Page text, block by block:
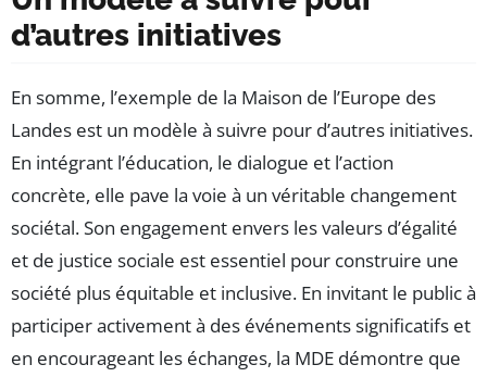
d’autres initiatives
En somme, l’exemple de la Maison de l’Europe des
Landes est un modèle à suivre pour d’autres initiatives.
En intégrant l’éducation, le dialogue et l’action
concrète, elle pave la voie à un véritable changement
sociétal. Son engagement envers les valeurs d’égalité
et de justice sociale est essentiel pour construire une
société plus équitable et inclusive. En invitant le public à
participer activement à des événements significatifs et
en encourageant les échanges, la MDE démontre que